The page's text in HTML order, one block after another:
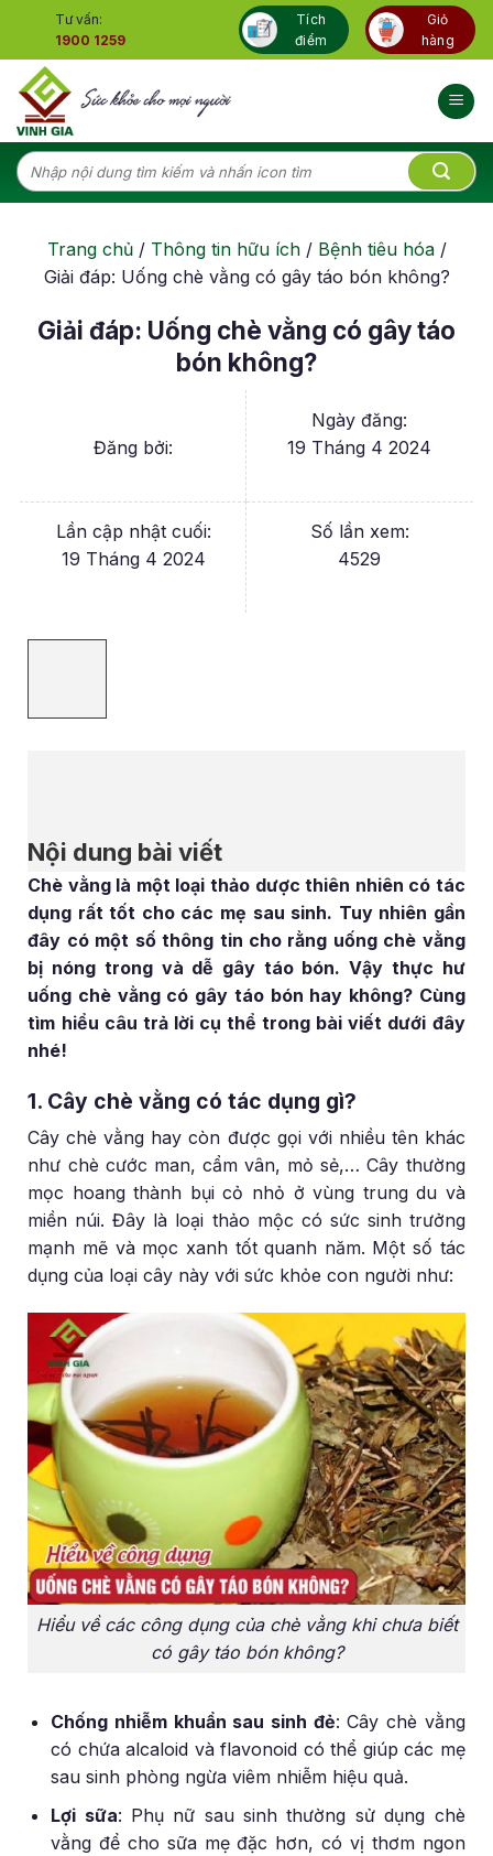
content
Tư vấn:
1900 1259
Tích
điểm
Giỏ
hàng
Tìm
kiếm:
Trang chủ/ Thông tin hữu ích/ Bệnh tiêu hóa/
Giải đáp: Uống chè vằng có gây táo bón không?
Giải đáp: Uống chè vằng có gây táo
bón không?
Đăng bởi:
Ngày đăng:
19 Tháng 4 2024
Lần cập nhật cuối:
19 Tháng 4 2024
Số lần xem:
4529
Nội dung bài viết
Chè vằng là một loại thảo dược thiên nhiên có tác
dụng rất tốt cho các mẹ sau sinh. Tuy nhiên gần
đây có một số thông tin cho rằng uống chè vằng
bị nóng trong và dễ gây táo bón. Vậy thực hư
uống chè vằng có gây táo bón hay không? Cùng
tìm hiểu câu trả lời cụ thể trong bài viết dưới đây
nhé!
1. Cây chè vằng có tác dụng gì?
Cây chè vằng hay còn được gọi với nhiều tên khác
như chè cước man, cẩm vân, mỏ sẻ,… Cây thường
mọc hoang thành bụi cỏ nhỏ ở vùng trung du và
miền núi. Đây là loại thảo mộc có sức sinh trưởng
mạnh mẽ và mọc xanh tốt quanh năm. Một số tác
dụng của loại cây này với sức khỏe con người như:
Hiểu về các công dụng của chè vằng khi chưa biết
có gây táo bón không?
Chống nhiễm khuẩn sau sinh đẻ: Cây chè vằng
có chứa alcaloid và flavonoid có thể giúp các mẹ
sau sinh phòng ngừa viêm nhiễm hiệu quả.
Lợi sữa: Phụ nữ sau sinh thường sử dụng chè
vằng để cho sữa mẹ đặc hơn, có vị thơm ngon